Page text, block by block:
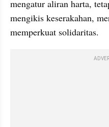
mengatur aliran harta,
mengikis keserakahan,
memperkuat solidaritas.